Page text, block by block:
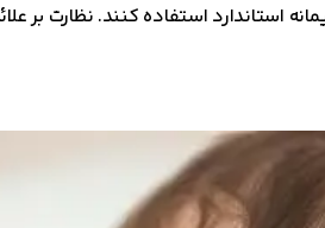
استاندارد استفاده کنند. نظارت